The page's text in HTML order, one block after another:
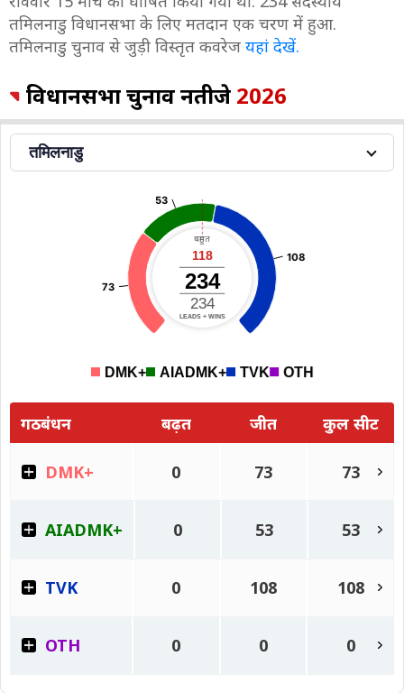
तमिलनाडु विधानसभा के लिए मतदान एक चरण में हुआ.
तमिलनाडु चुनाव से जुड़ी विस्तृत कवरेज यहां देखें.
विधानसभा चुनाव नतीजे 2026